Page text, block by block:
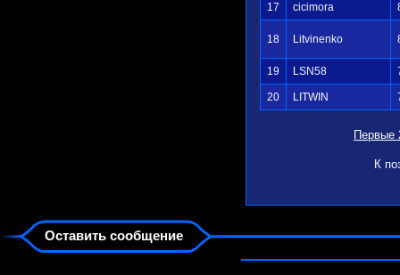
17 cicimora
18 Litvinenko
19 LSN58
20 LITWIN
Первые
К
Оставить сообщение